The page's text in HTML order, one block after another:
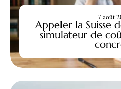
Appeler la Suisse
simulateur de
7 août